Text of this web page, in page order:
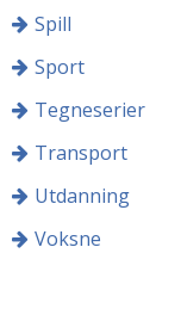
Spill
Sport
Tegneserier
Transport
Utdanning
Voksne